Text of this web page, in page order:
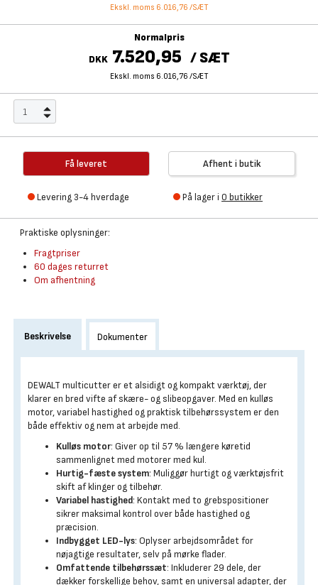
Ekskl. moms 6.016,76 /SÆT
Normalpris
DKK 7.520,95 / SÆT
Ekskl. moms 6.016,76 /SÆT
Få leveret
Levering 3-4 hverdage
Afhent i butik
På lager i 0 butikker
Praktiske oplysninger:
Fragtpriser
60 dages returret
Om afhentning
Beskrivelse Dokumenter
DEWALT multicutter er et alsidigt og kompakt værktøj, der
klarer en bred vifte af skære- og slibeopgaver. Med en kulløs
motor, variabel hastighed og praktisk tilbehørssystem er den
både effektiv og nem at arbejde med.
Kulløs motor: Giver op til 57 % længere køretid
sammenlignet med motorer med kul.
Hurtig-fæste system: Muliggør hurtigt og værktøjsfrit
skift af klinger og tilbehør.
Variabel hastighed: Kontakt med to grebspositioner
sikrer maksimal kontrol over både hastighed og
præcision.
Indbygget LED-lys: Oplyser arbejdsområdet for
nøjagtige resultater, selv på mørke flader.
Omfattende tilbehørssæt: Inkluderer 29 dele, der
dækker forskellige behov, samt en universal adapter, der